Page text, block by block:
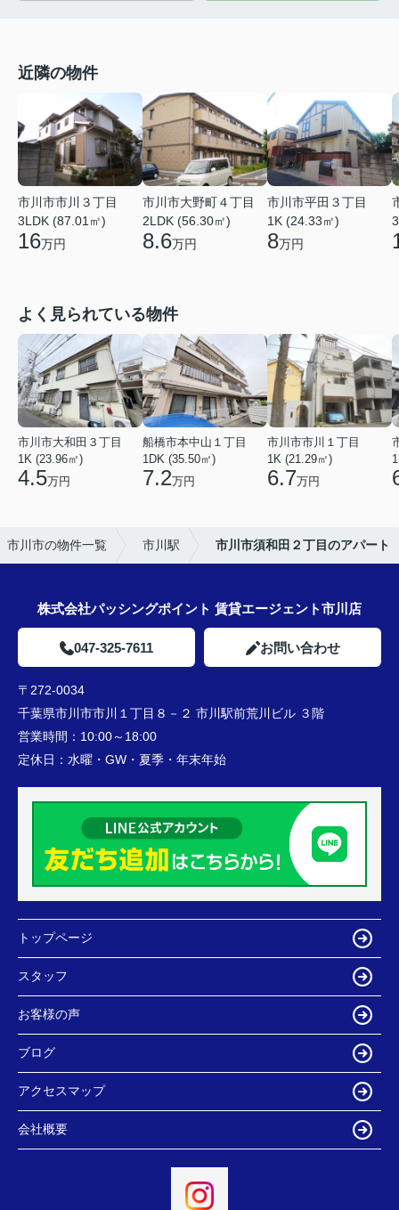
近隣の物件
市川市市川３丁目
3LDK (87.01㎡)
16万円
市川市大野町４丁目
2LDK (56.30㎡)
8.6万円
市川市平田３丁目
1K (24.33㎡)
8万円
よく見られている物件
市川市大和田３丁目
1K (23.96㎡)
4.5万円
船橋市本中山１丁目
1DK (35.50㎡)
7.2万円
市川市市川１丁目
1K (21.29㎡)
6.7万円
市川市の物件一覧 市川駅 市川市須和田２丁目のアパート
株式会社パッシングポイント 賃貸エージェント市川店
047-325-7611 お問い合わせ
〒272-0034
千葉県市川市市川１丁目８－２ 市川駅前荒川ビル ３階
営業時間： 10:00～18:00
定休日： 水曜・GW・夏季・年末年始
トップページ
スタッフ
お客様の声
ブログ
アクセスマップ
会社概要